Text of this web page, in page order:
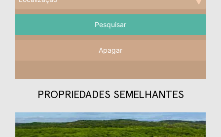
Apagar
PROPRIEDADES SEMELHANTES